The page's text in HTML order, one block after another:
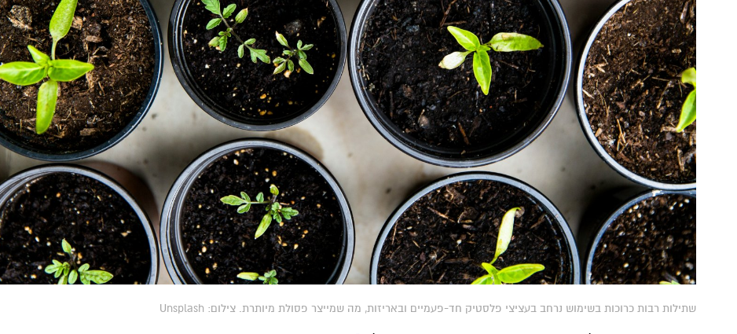
שתילות רבות כרוכות בשימוש נרחב בעציצי פלסטיק חד-פעמיים ובאריזות, מה שמייצר פסולת מיותרת. צילום: Unsplash